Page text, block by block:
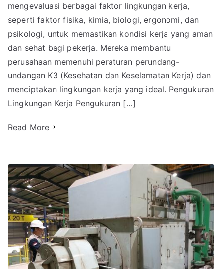
mengevaluasi berbagai faktor lingkungan kerja,
seperti faktor fisika, kimia, biologi, ergonomi, dan
psikologi, untuk memastikan kondisi kerja yang aman
dan sehat bagi pekerja. Mereka membantu
perusahaan memenuhi peraturan perundang-
undangan K3 (Kesehatan dan Keselamatan Kerja) dan
menciptakan lingkungan kerja yang ideal. Pengukuran
Lingkungan Kerja Pengukuran […]
Read More